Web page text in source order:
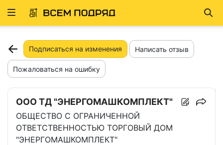
Развернуть
Подписаться на изменения Написать отзыв
Пожаловаться на ошибку
ООО ТД "ЭНЕРГОМАШКОМПЛЕКТ"
ОБЩЕСТВО С ОГРАНИЧЕННОЙ
ОТВЕТСТВЕННОСТЬЮ ТОРГОВЫЙ ДОМ
"ЭНЕРГОМАШКОМПЛЕКТ"